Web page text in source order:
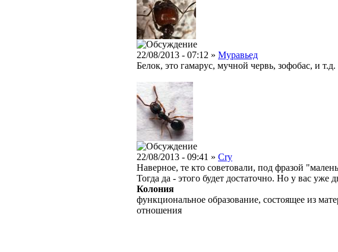
22/08/2013 - 07:12 » Муравьед
Белок, это гамарус, мучной червь, зофобас, и т.д.
22/08/2013 - 09:41 » Cry
Наверное, те кто советовали, под фразой
Тогда да - этого будет достаточно. Но у вас уже
Колония
функциональное образование, состоящее из
отношения